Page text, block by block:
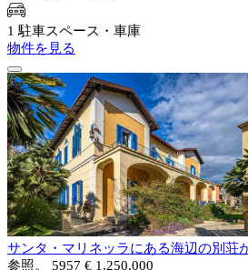
1 駐車スペース・車庫
物件を見る
サンタ・マリネッラにある海辺の別荘
参照。 5957 € 1.250.000